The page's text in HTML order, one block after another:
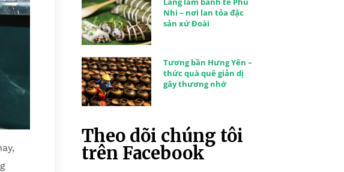
Nhi – nơi lan tỏa đặc
sản xứ Đoài
Tương bần Hưng Yên –
thức quà quê giản dị
gây thương nhớ
Theo dõi chúng tôi
trên Facebook